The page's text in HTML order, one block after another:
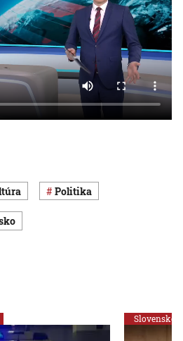
Politika
Slovensko